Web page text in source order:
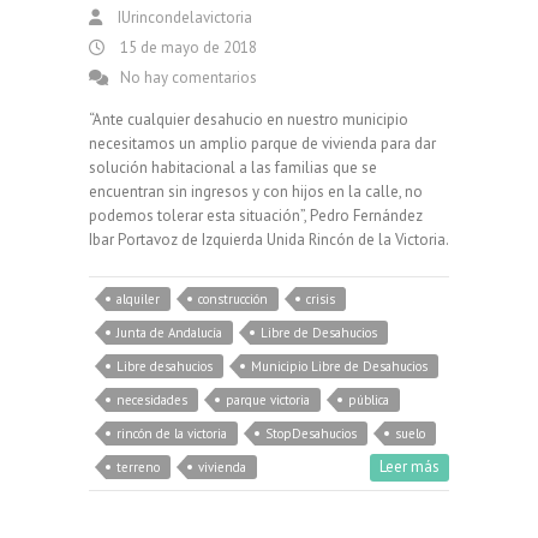
IUrincondelavictoria
15 de mayo de 2018
No hay comentarios
“Ante cualquier desahucio en nuestro municipio
necesitamos un amplio parque de vivienda para dar
solución habitacional a las familias que se
encuentran sin ingresos y con hijos en la calle, no
podemos tolerar esta situación”, Pedro Fernández
Ibar Portavoz de Izquierda Unida Rincón de la Victoria.
alquiler construcción
crisis
Junta de Andalucía
Libre de Desahucios
Libre desahucios
Municipio Libre de Desahucios
necesidades
parque victoria
pública
rincón de la victoria
StopDesahucios
suelo
terreno
vivienda Leer más